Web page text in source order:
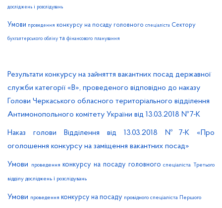
досліджень і розслідувань
Умови проведення конкурсу на посаду головного спеціаліста Сектору
бухгалтерського обліку та фінансового планування
Результати конкурсу на зайняття вакантних посад державної
служби категорії «В», проведеного відповідно до наказу
Голови Черкаського обласного територіального відділення
Антимонопольного комітету України від 13.03.2018 №7-К
Наказ голови Відділення від 13.03.2018 №7-К «Про
оголошення конкурсу на заміщення вакантних посад»
Умови проведення конкурсу на посаду головногоспеціаліста Третього
відділу досліджень і розслідувань
Умови проведення конкурсу на посаду провідного спеціаліста Першого